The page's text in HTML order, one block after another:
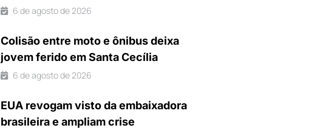
6 de agosto de 2026
Colisão entre moto e ônibus deixa
jovem ferido em Santa Cecília
6 de agosto de 2026
EUA revogam visto da embaixadora
brasileira e ampliam crise